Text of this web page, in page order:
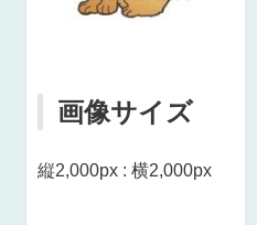
画像サイズ
縦2,000px : 横2,000px